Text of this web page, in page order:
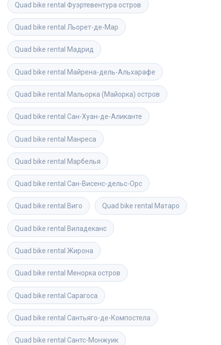
Quad bike rental Фуэртевентура остров
Quad bike rental Льорет-де-Мар
Quad bike rental Мадрид
Quad bike rental Майрена-дель-Альхарафе
Quad bike rental Мальорка (Майорка) остров
Quad bike rental Сан-Хуан-де-Аликанте
Quad bike rental Манреса
Quad bike rental Марбелья
Quad bike rental Сан-Висенс-дельс-Орс
Quad bike rental Виго Quad bike rental Матаро
Quad bike rental Виладеканс
Quad bike rental Жирона
Quad bike rental Менорка остров
Quad bike rental Сарагоса
Quad bike rental Сантьяго-де-Компостела
Quad bike rental Сантс-Монжуик